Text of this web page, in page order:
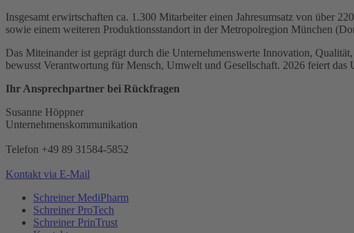
Insgesamt erwirtschaften ca. 1.300 Mitarbeiter einen Jahresumsatz von über
sowie einem weiteren Produktionsstandort in der Metropolregion München
Das Miteinander ist geprägt durch die Unternehmenswerte Innovation,
bewusst Verantwortung für Mensch, Umwelt und Gesellschaft. 2026 feiert das
Ihr Ansprechpartner bei Rückfragen
Susanne Höppner
Unternehmenskommunikation
Telefon +49 89 31584-5852
Kontakt via E-Mail
Schreiner MediPharm
Schreiner ProTech
Schreiner PrinTrust